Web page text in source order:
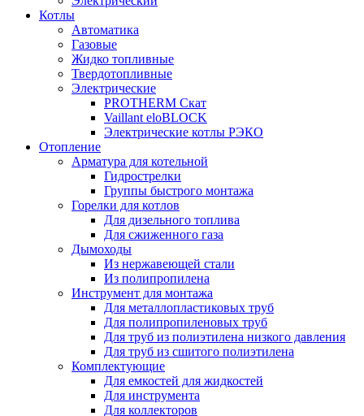
Котлы
Автоматика
Газовые
Жидко топливные
Твердотопливные
Электрические
PROTHERM Скат
Vaillant eloBLOCK
Электрические котлы РЭКО
Отопление
Арматура для котельной
Гидрострелки
Группы быстрого монтажа
Горелки для котлов
Для дизельного топлива
Для сжиженного газа
Дымоходы
Из нержавеющей стали
Из полипропилена
Инструмент для монтажа
Для металлопластиковых труб
Для полипропиленовых труб
Для труб из полиэтилена низкого давления
Для труб из сшитого полиэтилена
Комплектующие
Для емкостей для жидкостей
Для инструмента
Для коллекторов